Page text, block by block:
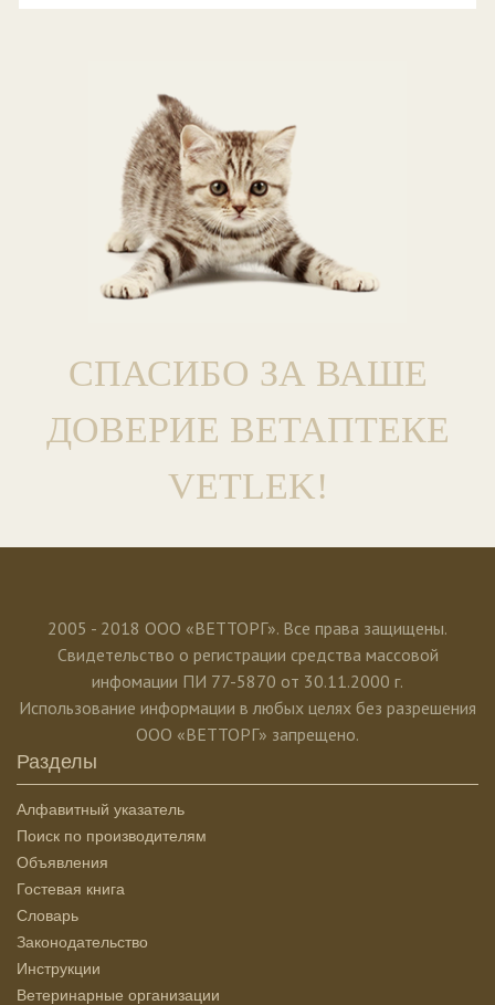
СПАСИБО ЗА ВАШЕ
ДОВЕРИЕ ВЕТАПТЕКЕ
VETLEK!
2005 - 2018 ООО «ВЕТТОРГ». Все права защищены.
Свидетельство о регистрации средства массовой
инфомации ПИ 77-5870 от 30.11.2000 г.
Использование информации в любых целях без разрешения
ООО «ВЕТТОРГ» запрещено.
Разделы
Алфавитный указатель
Поиск по производителям
Объявления
Гостевая книга
Словарь
Законодательство
Инструкции
Ветеринарные организации